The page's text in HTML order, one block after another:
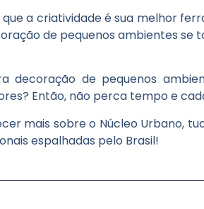
a criatividade é sua melhor
de pequenos ambientes
decoração de pequenos
Então, não perca tempo e
mais sobre o Núcleo Urbano,
espalhadas pelo Brasil!